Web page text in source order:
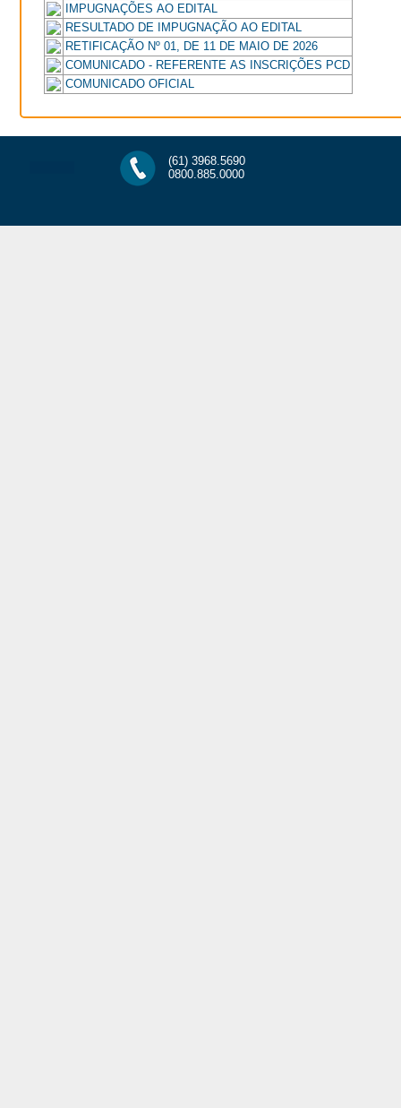
IMPUGNAÇÕES AO EDITAL
RESULTADO DE IMPUGNAÇÃO AO EDITAL
RETIFICAÇÃO Nº 01, DE 11 DE MAIO DE 2026
COMUNICADO - REFERENTE AS INSCRIÇÕES PCD
COMUNICADO OFICIAL
(61) 3968.5690
0800.885.0000